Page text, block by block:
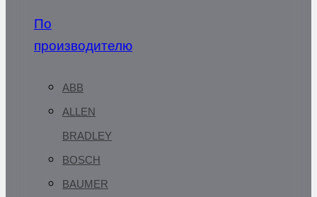
По
производителю
ABB
ALLEN
BRADLEY
BOSCH
BAUMER